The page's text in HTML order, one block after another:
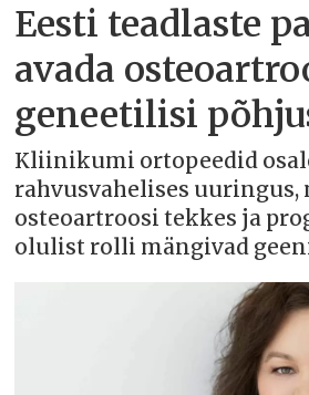
Eesti teadlaste
avada
geneetilisi
Kliinikumi ortopeedid
rahvusvahelises uuringus,
osteoartroosi tekkes ja
olulist rolli mängivad